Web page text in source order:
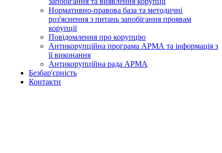
Нормативно-правова база та методичні
роз'яснення з питань запобігання проявам
корупції
Повідомлення про корупцію
Антикорупційна програма АРМА та інформація з
її виконання
Антикорупційна рада АРМА
Безбар'єрність
Контакти